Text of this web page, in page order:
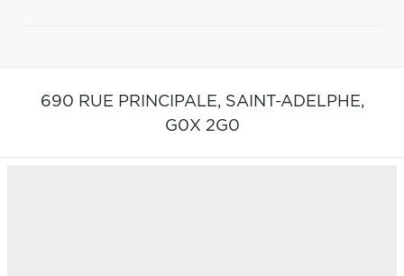
690 RUE PRINCIPALE, SAINT-ADELPHE,
G0X 2G0